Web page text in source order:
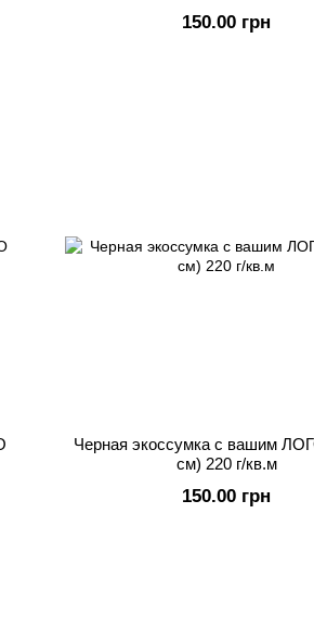
150.00 грн
Черная экоссумка с вашим
см) 220 г/кв.м
150.00 грн